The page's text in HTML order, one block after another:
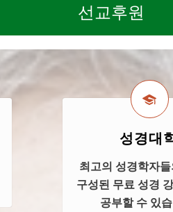
선교후원
성경대
최고의 성경학자
구성된 무료 성경
공부할 수 있